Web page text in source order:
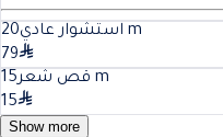
استشوار عادي20
m
79
قص شعر15
m
15
Show more